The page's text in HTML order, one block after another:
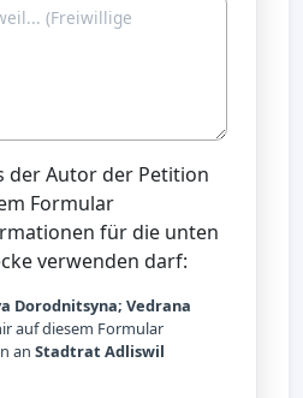
der Autor der Petition
Formular
für die unten
verwenden darf:
Dorodnitsyna; Vedrana
auf diesem Formular
an Stadtrat Adliswil